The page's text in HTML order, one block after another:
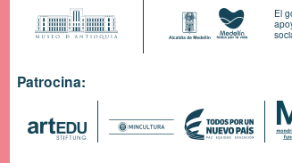
El
Patrocina: